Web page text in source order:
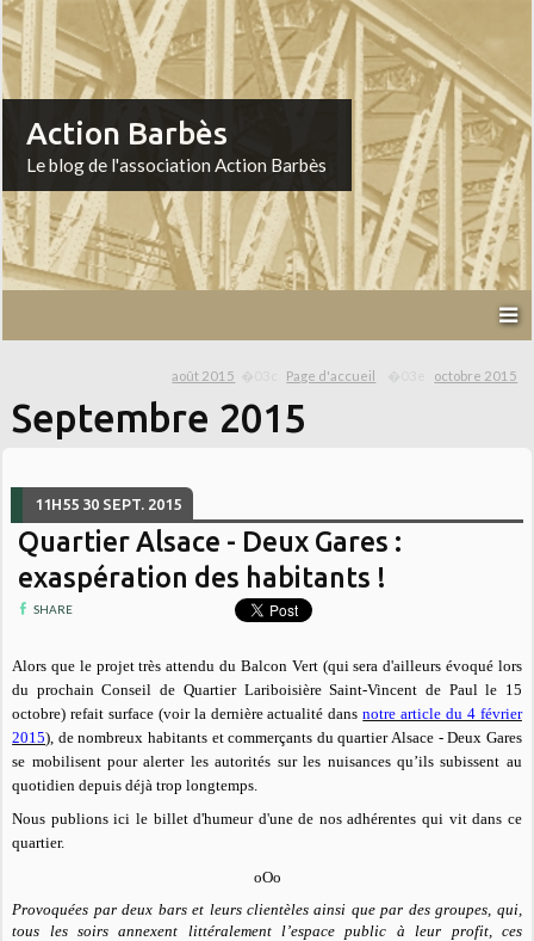
Action Barbès
Le blog de l'association Action Barbès
août 2015 Page d'accueil octobre 2015
Septembre 2015
11H55 30 SEPT. 2015
Quartier Alsace - Deux Gares :
exaspération des habitants !
SHARE
Alors que le projet très attendu du Balcon Vert (qui sera d'ailleurs évoqué lors
du prochain Conseil de Quartier Lariboisière Saint-Vincent de Paul le 15
octobre) refait surface (voir la dernière actualité dans notre article du 4 février
2015), de nombreux habitants et commerçants du quartier Alsace - Deux Gares
se mobilisent pour alerter les autorités sur les nuisances qu’ils subissent au
quotidien depuis déjà trop longtemps.
Nous publions ici le billet d'humeur d'une de nos adhérentes qui vit dans ce
quartier.
oOo
Provoquées par deux bars et leurs clientèles ainsi que par des groupes, qui,
tous les soirs annexent littéralement l’espace public à leur profit, ces